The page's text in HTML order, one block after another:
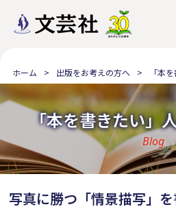
ホーム 出版をお考えの方へ 「本
「本を書きたい」
Blog
写真に勝つ「情景描写」